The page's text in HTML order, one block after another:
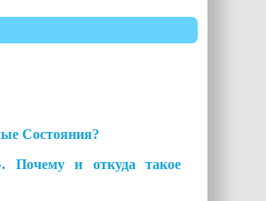
Состояния?
Почему и откуда такое